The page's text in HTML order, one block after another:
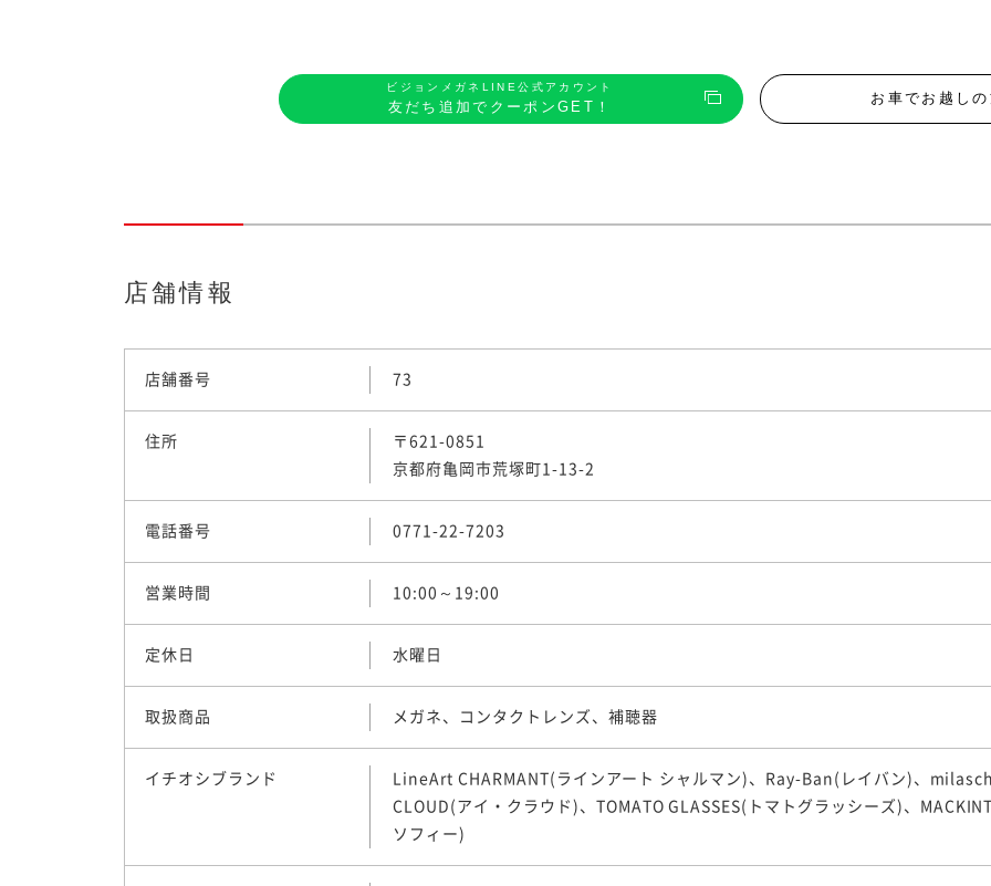
ビジョンメガネLINE公式アカウント
友だち追加でクーポンGET！
お車でお越し
店舗情報
店舗番号 73
住所
〒621-0851
京都府亀岡市荒塚町1-13-2
電話番号 0771-22-7203
営業時間 10:00～19:00
定休日 水曜日
取扱商品 メガネ、コンタクトレンズ、補聴器
イチオシブランド
LineArt CHARMANT(ラインアート シャルマン)、Ray-Ban(レイバン)、
CLOUD(アイ・クラウド)、TOMATO GLASSES(トマトグラッシーズ)、
ソフィー)